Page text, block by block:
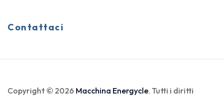
Contattaci
Copyright © 2026 Macchina Energycle. Tutti i diritti